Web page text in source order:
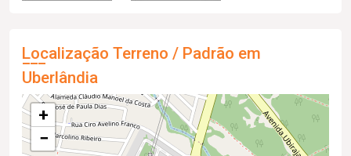
Localização Terreno / Padrão em
Uberlândia
+
−